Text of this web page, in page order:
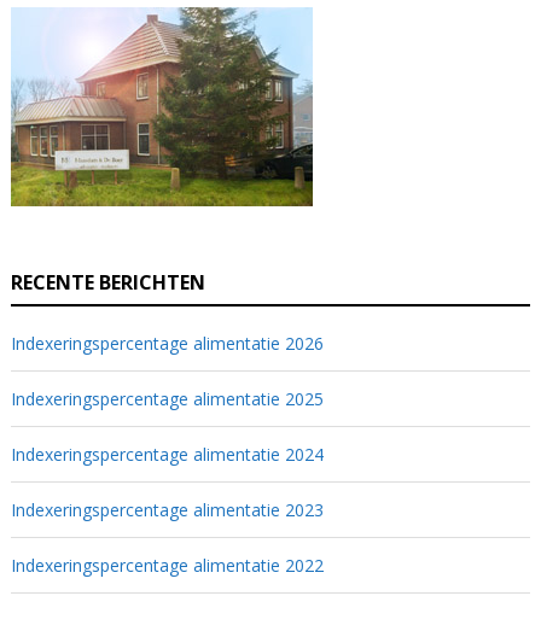
RECENTE BERICHTEN
Indexeringspercentage alimentatie 2026
Indexeringspercentage alimentatie 2025
Indexeringspercentage alimentatie 2024
Indexeringspercentage alimentatie 2023
Indexeringspercentage alimentatie 2022